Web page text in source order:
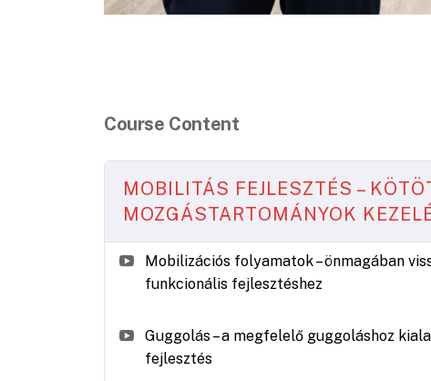
Course Content
MOBILITÁS FEJLESZTÉS –
MOZGÁSTARTOMÁNYOK
Mobilizációs folyamatok – önmagában
funkcionális fejlesztéshez
Guggolás – a megfelelő guggoláshoz
fejlesztés